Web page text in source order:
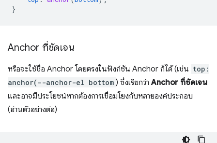
}
Anchor ที่ชัดเจน
หรือจะใช้ชื่อ Anchor โดยตรงในฟังก์ชัน Anchor ก็ได้ (เช่น top:
anchor(--anchor-el bottom ) ซึ่งเรียกว่าAnchor ที่ชัดเจน
และอาจมีประโยชน์หากต้องการเชื่อมโยงกับหลายองค์ประกอบ
(อ่านตัวอย่างต่อ)